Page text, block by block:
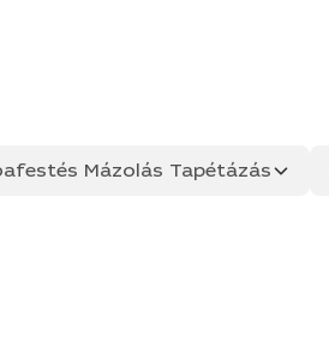
Mázolás Tapétázás